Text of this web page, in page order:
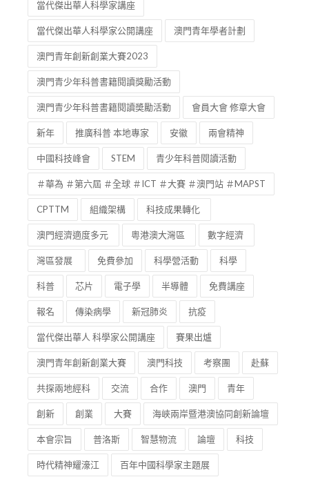
當代傑出華人科學家講座
當代傑出華人科學家公開講座 澳門青年學者計劃
澳門青年創新創業大賽2023
澳門青少年科普書籍閱讀獎勵活動
澳門青少年科普書籍閱讀奬勵活動 會員大會 修章大會
新年 推廣科普 本地專家 安徽 兩會精神
中國科技峰會 STEM 青少年科普閱讀活動
＃華為 ＃第六屆 ＃全球 ＃ICT ＃大賽 ＃澳門站 ＃MAPST
CPTTM 組織架構 科技成果轉化
澳門經濟適度多元 粵港澳大灣區 數字經濟
灣區發展 免費參加 科學營活動 科學
科普 芯片 電子學 半導體 免費講座
報名 傳染病學 新冠肺炎 抗疫
當代傑出華人 科學家公開講座 賽果出爐
澳門青年創新創業大賽 澳門科技 考察團 赴蘇
共探兩地經科 交流 合作 澳門 青年
創新 創業 大賽 海峽兩岸暨港澳協同創新論壇
本會宗旨 普洛斯 智慧物流 論壇 科技
時代精神耀濠江 百年中國科學家主題展